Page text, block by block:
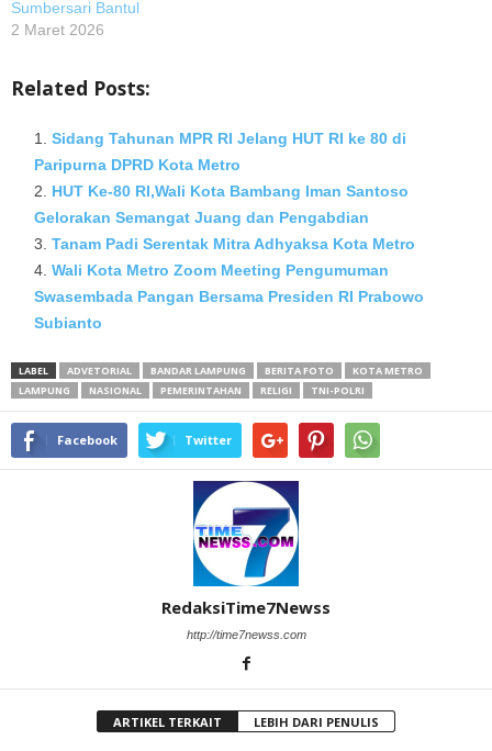
Sumbersari Bantul
2 Maret 2026
Related Posts:
Sidang Tahunan MPR RI Jelang HUT RI ke 80 di
Paripurna DPRD Kota Metro
HUT Ke-80 RI,Wali Kota Bambang Iman Santoso
Gelorakan Semangat Juang dan Pengabdian
‎Tanam Padi Serentak Mitra Adhyaksa Kota Metro
Wali Kota Metro Zoom Meeting Pengumuman
Swasembada Pangan Bersama Presiden RI Prabowo
Subianto
LABEL ADVETORIAL BANDAR LAMPUNG BERITA FOTO
KOTA METRO
LAMPUNG
NASIONAL PEMERINTAHAN RELIGI TNI-POLRI
Facebook Twitter
RedaksiTime7Newss
http://time7newss.com
ARTIKEL TERKAIT LEBIH DARI PENULIS